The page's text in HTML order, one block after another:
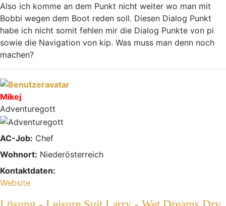
Also ich komme an dem Punkt nicht weiter wo man mit
Bobbi wegen dem Boot reden soll. Diesen Dialog Punkt
habe ich nicht somit fehlen mir die Dialog Punkte von pi
sowie die Navigation von kip. Was muss man denn noch
machen?
Nach oben
Mikej
Adventuregott
AC-Job: Chef
Wohnort: Niederösterreich
Kontaktdaten:
Kontaktdaten von Mikej
Website